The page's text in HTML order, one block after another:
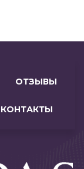
ОТЗЫВЫ
КОНТАКТЫ